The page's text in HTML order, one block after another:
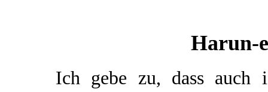
Harun-
Ich gebe zu, dass auch